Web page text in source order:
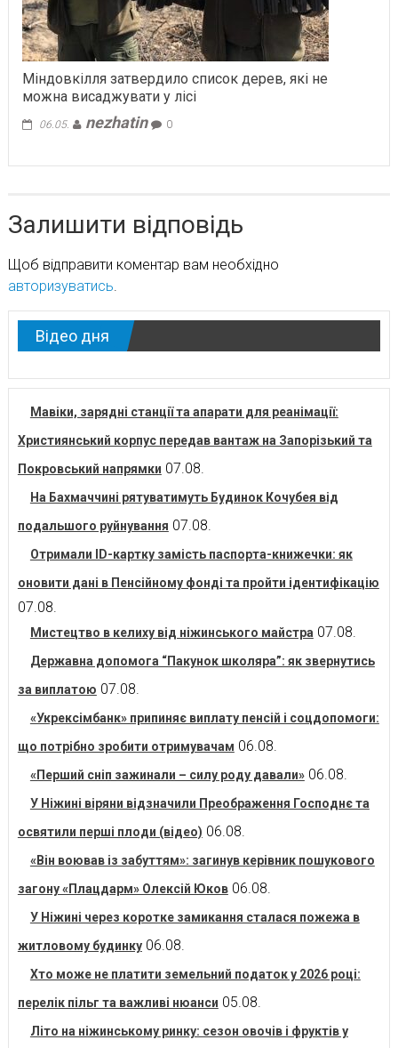
Міндовкілля затвердило список дерев, які не
можна висаджувати у лісі
06.05. nezhatin 0
Залишити відповідь
Щоб відправити коментар вам необхідно
авторизуватись.
Відео дня
Мавіки, зарядні станції та апарати для реанімації:
Християнський корпус передав вантаж на Запорізький та
Покровський напрямки 07.08.
На Бахмаччині рятуватимуть Будинок Кочубея від
подальшого руйнування 07.08.
Отримали ID-картку замість паспорта-книжечки: як
оновити дані в Пенсійному фонді та пройти ідентифікацію
07.08.
Мистецтво в келиху від ніжинського майстра 07.08.
Державна допомога “Пакунок школяра”: як звернутись
за виплатою 07.08.
«Укрексімбанк» припиняє виплату пенсій і соцдопомоги:
що потрібно зробити отримувачам 06.08.
«Перший сніп зажинали – силу роду давали» 06.08.
У Ніжині віряни відзначили Преображення Господнє та
освятили перші плоди (відео) 06.08.
«Він воював із забуттям»: загинув керівник пошукового
загону «Плацдарм» Олексій Юков 06.08.
У Ніжині через коротке замикання сталася пожежа в
житловому будинку 06.08.
Хто може не платити земельний податок у 2026 році:
перелік пільг та важливі нюанси 05.08.
Літо на ніжинському ринку: сезон овочів і фруктів у